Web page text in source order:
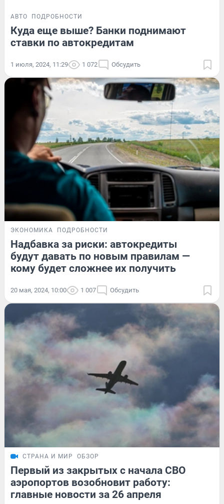
АВТО ПОДРОБНОСТИ
Куда еще выше? Банки поднимают
ставки по автокредитам
1 июля, 2024, 11:29 1 072 Обсудить
ЭКОНОМИКА ПОДРОБНОСТИ
Надбавка за риски: автокредиты
будут давать по новым правилам —
кому будет сложнее их получить
20 мая, 2024, 10:00 1 007 Обсудить
СТРАНА И МИР ОБЗОР
Первый из закрытых с начала СВО
аэропортов возобновит работу:
главные новости за 26 апреля